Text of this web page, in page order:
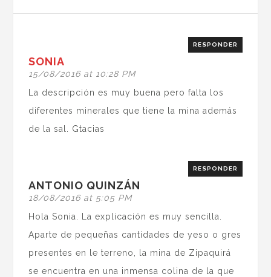
SONIA
15/08/2016 at 10:28 PM
RESPONDER
La descripción es muy buena pero falta los
diferentes minerales que tiene la mina además
de la sal. Gtacias
ANTONIO QUINZÁN
18/08/2016 at 5:05 PM
RESPONDER
Hola Sonia. La explicación es muy sencilla.
Aparte de pequeñas cantidades de yeso o gres
presentes en le terreno, la mina de Zipaquirá
se encuentra en una inmensa colina de la que